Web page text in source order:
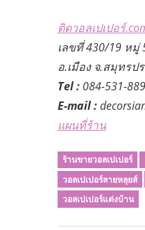
ติดวอลเปเปอร์
เลขที่ 430/19 หมู่
อ.เมือง จ.สมุทรป
Tel :084-531-
E-mail :
แผนที่ร้าน
ร้านขายวอลเปเปอร์
วอลเปเปอร์ลายหลุยส์
วอลเปเปอร์แต่งบ้าน